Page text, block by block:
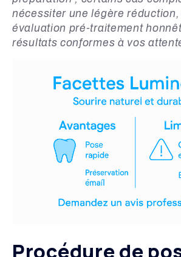
nécessiter une légère réduction,
évaluation pré-traitement
résultats conformes à vos
Procédure de